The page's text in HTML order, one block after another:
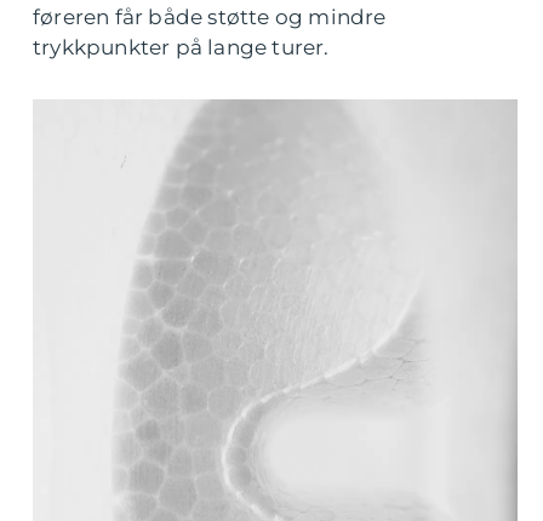
føreren får både støtte og mindre
trykkpunkter på lange turer.